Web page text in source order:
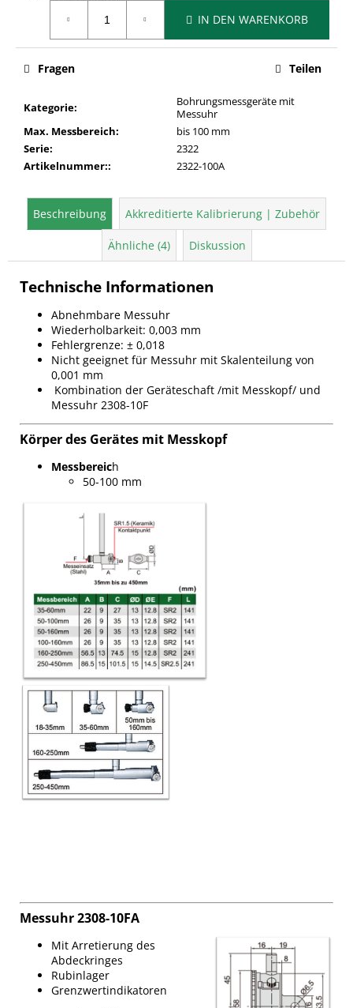
IN DEN WARENKORB
Kategorie:
Bohrungsmessgeräte mit
Messuhr
Max. Messbereich:
bis 100 mm
Serie:
2322
Artikelnummer:: 2322-100A
Fragen Teilen
Beschreibung Akkreditierte Kalibrierung | Zubehör
Ähnliche (4) Diskussion
Technische Informationen
Abnehmbare Messuhr
Wiederholbarkeit: 0,003 mm
Fehlergrenze: ± 0,018
Nicht geeignet für Messuhr mit Skalenteilung von
0,001 mm
Kombination der Geräteschaft /mit Messkopf/ und
Messuhr 2308-10F
Körper des Gerätes mit Messkopf
Messbereich
50-100 mm
Messuhr 2308-10FA
Mit Arretierung des
Abdeckringes
Rubinlager
Grenzwertindikatoren